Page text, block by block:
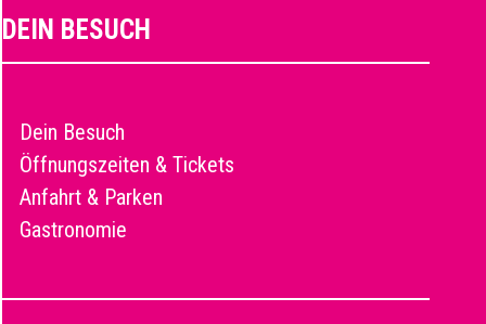
DEIN BESUCH
Dein Besuch
Öffnungszeiten & Tickets
Anfahrt & Parken
Gastronomie